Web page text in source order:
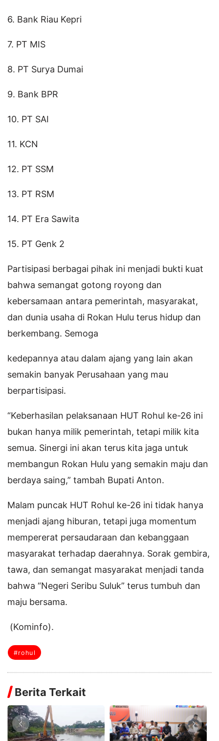
6. Bank Riau Kepri
7. PT MIS
8. PT Surya Dumai
9. Bank BPR
10. PT SAI
11. KCN
12. PT SSM
13. PT RSM
14. PT Era Sawita
15. PT Genk 2
Partisipasi berbagai pihak ini menjadi bukti kuat
bahwa semangat gotong royong dan
kebersamaan antara pemerintah, masyarakat,
dan dunia usaha di Rokan Hulu terus hidup dan
berkembang. Semoga
kedepannya atau dalam ajang yang lain akan
semakin banyak Perusahaan yang mau
berpartisipasi.
“Keberhasilan pelaksanaan HUT Rohul ke-26 ini
bukan hanya milik pemerintah, tetapi milik kita
semua. Sinergi ini akan terus kita jaga untuk
membangun Rokan Hulu yang semakin maju dan
berdaya saing,” tambah Bupati Anton.
Malam puncak HUT Rohul ke-26 ini tidak hanya
menjadi ajang hiburan, tetapi juga momentum
mempererat persaudaraan dan kebanggaan
masyarakat terhadap daerahnya. Sorak gembira,
tawa, dan semangat masyarakat menjadi tanda
bahwa “Negeri Seribu Suluk” terus tumbuh dan
maju bersama.
(Kominfo).
#rohul
Berita Terkait